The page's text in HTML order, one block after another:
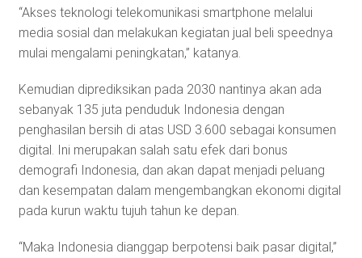
“Akses teknologi telekomunikasi smartphone melalui
media sosial dan melakukan kegiatan jual beli speednya
mulai mengalami peningkatan,” katanya.
Kemudian diprediksikan pada 2030 nantinya akan ada
sebanyak 135 juta penduduk Indonesia dengan
penghasilan bersih di atas USD 3.600 sebagai konsumen
digital. Ini merupakan salah satu efek dari bonus
demografi Indonesia, dan akan dapat menjadi peluang
dan kesempatan dalam mengembangkan ekonomi digital
pada kurun waktu tujuh tahun ke depan.
“Maka Indonesia dianggap berpotensi baik pasar digital,”